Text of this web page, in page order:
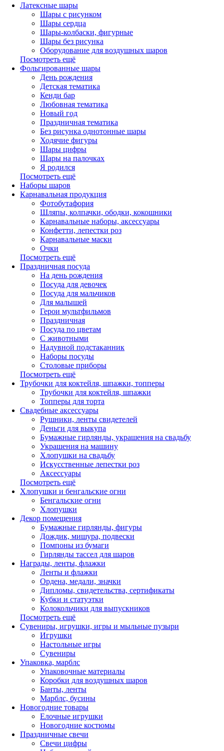
Латексные шары
Шары с рисунком
Шары сердца
Шары-колбаски, фигурные
Шары без рисунка
Оборудование для воздушных шаров
Посмотреть ещё
Фольгированные шары
День рождения
Детская тематика
Кенди бар
Любовная тематика
Новый год
Праздничная тематика
Без рисунка однотонные шары
Ходячие фигуры
Шары цифры
Шары на палочках
Я родился
Посмотреть ещё
Наборы шаров
Карнавальная продукция
Фотобутафория
Шляпы, колпачки, ободки, кокошники
Карнавальные наборы, аксессуары
Конфетти, лепестки роз
Карнавальные маски
Очки
Посмотреть ещё
Праздничная посуда
На день рождения
Посуда для девочек
Посуда для мальчиков
Для малышей
Герои мультфильмов
Праздничная
Посуда по цветам
С животными
Надувной подстаканник
Наборы посуды
Столовые приборы
Посмотреть ещё
Трубочки для коктейля, шпажки, топперы
Трубочки для коктейля, шпажки
Топперы для торта
Свадебные аксессуары
Рушники, ленты свидетелей
Деньги для выкупа
Бумажные гирлянды, украшения на свадьбу
Украшения на машину
Хлопушки на свадьбу
Искусственные лепестки роз
Аксессуары
Посмотреть ещё
Хлопушки и бенгальские огни
Бенгальские огни
Хлопушки
Декор помещения
Бумажные гирлянды, фигуры
Дождик, мишура, подвески
Помпоны из бумаги
Гирлянды тассел для шаров
Награды, ленты, флажки
Ленты и флажки
Ордена, медали, значки
Дипломы, свидетельства, сертификаты
Кубки и статуэтки
Колокольчики для выпускников
Посмотреть ещё
Сувениры, игрушки, игры и мыльные пузыри
Игрушки
Настольные игры
Сувениры
Упаковка, марблс
Упаковочные материалы
Коробки для воздушных шаров
Банты, ленты
Марблс, бусины
Новогодние товары
Елочные игрушки
Новогодние костюмы
Праздничные свечи
Свечи цифры